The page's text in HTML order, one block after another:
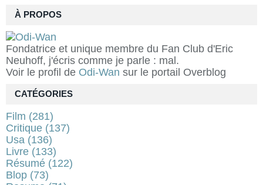
À PROPOS
Fondatrice et unique membre du Fan Club d'Eric
Neuhoff, j'écris comme je parle : mal.
Voir le profil de Odi-Wan sur le portail Overblog
CATÉGORIES
Film (281)
Critique (137)
Usa (136)
Livre (133)
Résumé (122)
Blop (73)